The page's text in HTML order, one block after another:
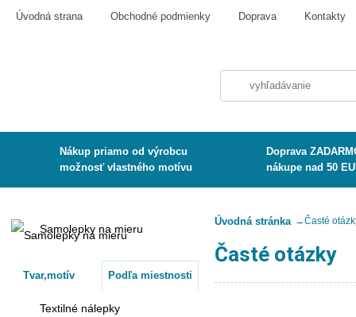
Úvodná strana Obchodné podmienky Doprava Kontakty
Nákup priamo od výrobcu
možnosť vlastného motívu
Doprava
nákupe nad 50
Úvodná stránka →Časté
Časté otázky
Samolepky na mieru
Tvar,motív Podľa miestnosti
Textilné nálepky